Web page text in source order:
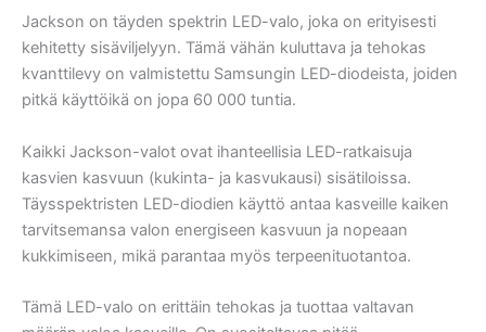
Jackson on täyden spektrin LED-valo, joka on erityisesti
kehitetty sisäviljelyyn. Tämä vähän kuluttava ja tehokas
kvanttilevy on valmistettu Samsungin LED-diodeista, joiden
pitkä käyttöikä on jopa 60 000 tuntia.
Kaikki Jackson-valot ovat ihanteellisia LED-ratkaisuja
kasvien kasvuun (kukinta- ja kasvukausi) sisätiloissa.
Täysspektristen LED-diodien käyttö antaa kasveille kaiken
tarvitsemansa valon energiseen kasvuun ja nopeaan
kukkimiseen, mikä parantaa myös terpeenituotantoa.
Tämä LED-valo on erittäin tehokas ja tuottaa valtavan